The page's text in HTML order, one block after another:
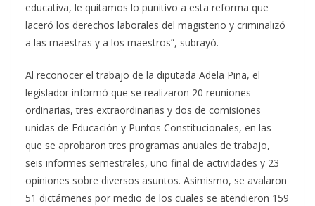
educativa, le quitamos lo punitivo a esta reforma que
laceró los derechos laborales del magisterio y criminalizó
a las maestras y a los maestros”, subrayó.
Al reconocer el trabajo de la diputada Adela Piña, el
legislador informó que se realizaron 20 reuniones
ordinarias, tres extraordinarias y dos de comisiones
unidas de Educación y Puntos Constitucionales, en las
que se aprobaron tres programas anuales de trabajo,
seis informes semestrales, uno final de actividades y 23
opiniones sobre diversos asuntos. Asimismo, se avalaron
51 dictámenes por medio de los cuales se atendieron 159